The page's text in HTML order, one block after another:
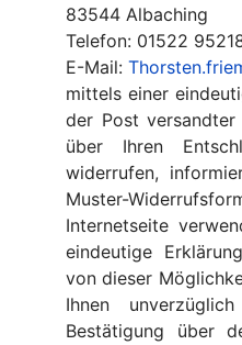
83544 Albaching
Telefon: 01522
E-Mail:
mittels einer
der Post
über Ihren
widerrufen,
Muster-
Internetseite
eindeutige
von dieser
Ihnen
Bestätigung über